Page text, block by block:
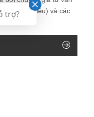
(giới thiệu) và các
sự.
trợ?